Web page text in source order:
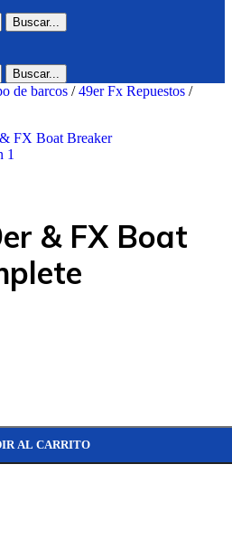
Buscar...
Buscar...
de barcos / 49er Fx Repuestos /
& FX Boat
AL CARRITO